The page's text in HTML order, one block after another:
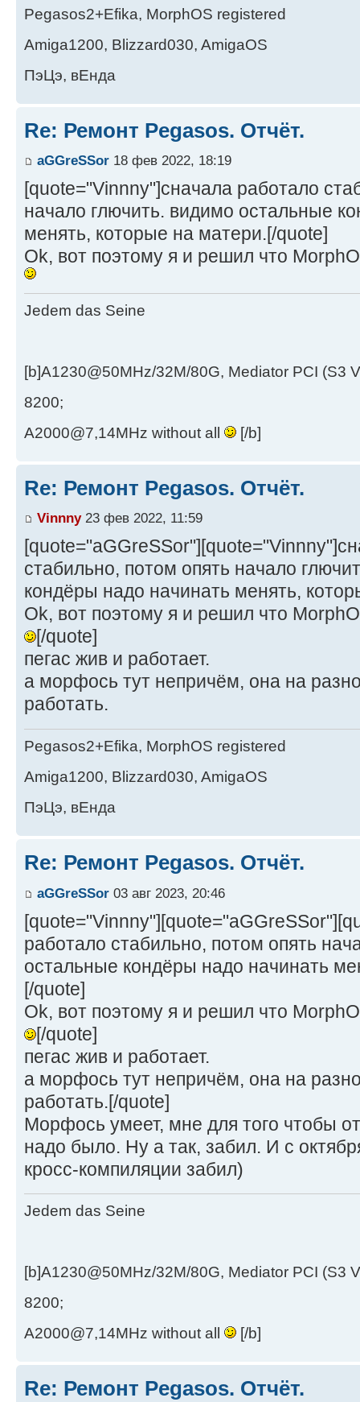
Pegasos2+Efika, MorphOS registered
Amiga1200, Blizzard030, AmigaOS
ПэЦэ, вЕнда
Re: Ремонт Pegasos. Отчёт.
aGGreSSor 18 фев 2022, 18:19
[quote="Vinnny"]сначала работало
начало глючить. видимо остальные
менять, которые на матери.[/quote]
Ok, вот поэтому я и решил что
Jedem das Seine
[b]A1230@50MHz/32M/80G, Mediator PCI (S3
8200;
A2000@7,14MHz without all
[/b]
Re: Ремонт Pegasos. Отчёт.
Vinnny23 фев 2022, 11:59
стабильно, потом опять начало
кондёры надо начинать менять,
Ok, вот поэтому я и решил что
[/quote]
пегас жив и работает.
а морфось тут непричём, она на
работать.
Pegasos2+Efika, MorphOS registered
Amiga1200, Blizzard030, AmigaOS
ПэЦэ, вЕнда
Re: Ремонт Pegasos. Отчёт.
aGGreSSor 03 авг 2023, 20:46
работало стабильно, потом опять
остальные кондёры надо начинать
[/quote]
Ok, вот поэтому я и решил что
[/quote]
пегас жив и работает.
а морфось тут непричём, она на
работать.[/quote]
Морфось умеет, мне для того чтобы
надо было. Ну а так, забил. И c
кросс-компиляции забил)
Jedem das Seine
[b]A1230@50MHz/32M/80G, Mediator PCI (S3
8200;
A2000@7,14MHz without all
[/b]
Re: Ремонт Pegasos. Отчёт.